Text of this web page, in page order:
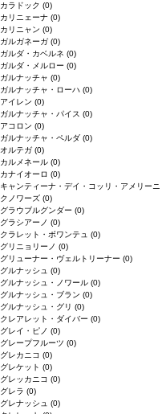
カラドック (0)
カリニェーナ (0)
カリニャン (0)
ガルガネーガ (0)
ガルダ・カベルネ (0)
ガルダ・メルロー (0)
ガルナッチャ (0)
ガルナッチャ・ローハ (0)
アイレン (0)
ガルナッチャ・パイス (0)
アコロン (0)
ガルナッチャ・ペルダ (0)
オルテガ (0)
カルメネール (0)
カナイオーロ (0)
キャンティーナ・デイ・コッリ・アメリーニ
クノワーズ (0)
グラウブルグンダー (0)
グラシアーノ (0)
クラレット・ボワンテュ (0)
グリニョリーノ (0)
グリューナー・ヴェルトリーナー (0)
グルナッシュ (0)
グルナッシュ・ノワール (0)
グルナッシュ・ブラン (0)
グルナッシュ・グリ (0)
クレアレット・ダイバー (0)
グレイ・ピノ (0)
グレープフルーツ (0)
グレカニコ (0)
グレケット (0)
グレッカニコ (0)
グレラ (0)
グレナッシュ (0)